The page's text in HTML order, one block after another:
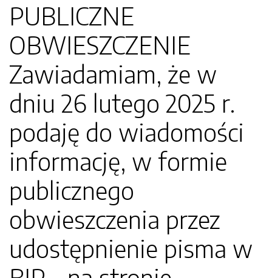
PUBLICZNE
OBWIESZCZENIE
Zawiadamiam, że w
dniu 26 lutego 2025 r.
podaję do wiadomości
informację, w formie
publicznego
obwieszczenia przez
udostępnienie pisma w